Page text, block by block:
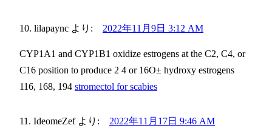
lilapaync より: 2022年11月9日 3:12 AM
CYP1A1 and CYP1B1 oxidize estrogens at the C2, C4, or
C16 position to produce 2 4 or 16О± hydroxy estrogens
116, 168, 194 stromectol for scabies
IdeomeZef より: 2022年11月17日 9:46 AM